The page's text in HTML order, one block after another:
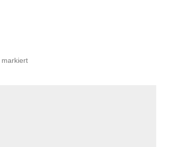
markiert